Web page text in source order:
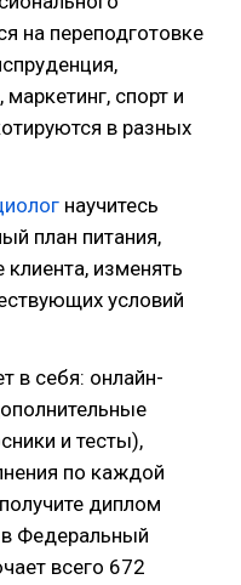
на переподготовке
спорт и
в разных
научитесь
план питания,
изменять
условий
в себя: онлайн-
и тесты),
по каждой
диплом
Федеральный
всего 672